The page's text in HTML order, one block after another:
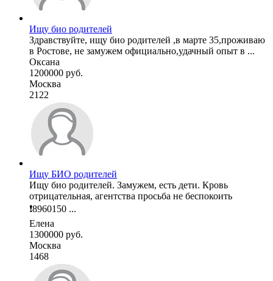
Ищу био родителей
Здравствуйте, ищу био родителей ,в марте 35,проживаю
в Ростове, не замужем официально,удачный опыт в ...
Оксана
1200000 руб.
Москва
2122
Ищу БИО родителей
Ищу био родителей. Замужем, есть дети. Кровь
отрицательная, агентства просьба не беспокоить
❗8960150 ...
Елена
1300000 руб.
Москва
1468